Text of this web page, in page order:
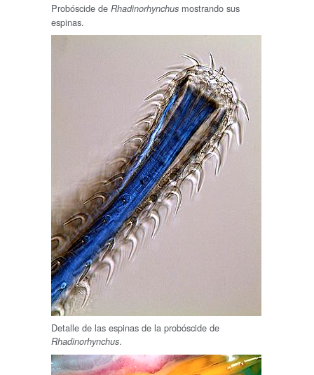
Probóscide de Rhadinorhynchus mostrando sus
espinas.
Detalle de las espinas de la probóscide de
Rhadinorhynchus.